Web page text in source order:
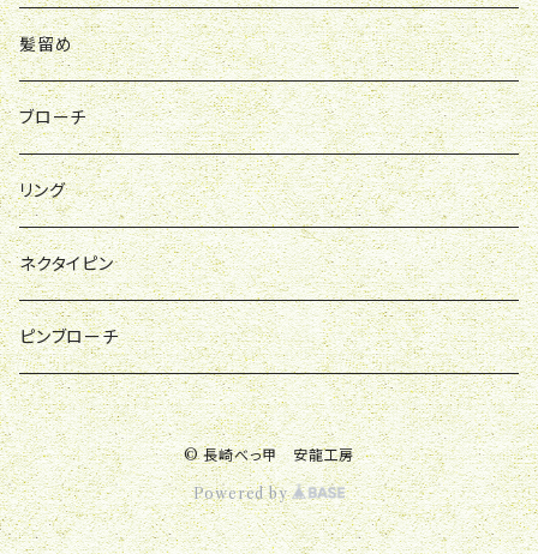
髪留め
ブローチ
リング
ネクタイピン
ピンブローチ
© 長崎べっ甲 安龍工房
Powered by